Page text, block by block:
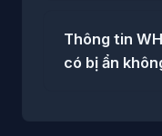
Thông tin
có bị ẩn